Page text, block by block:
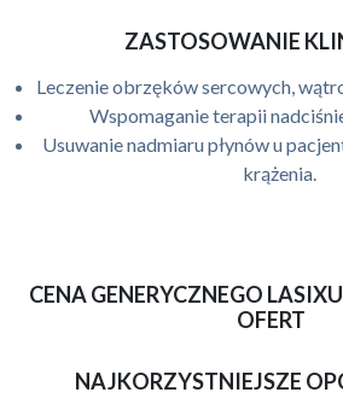
ZASTOSOWANIE
Leczenie obrzęków sercowych,
Wspomaganie terapii
Usuwanie nadmiaru płynów u
krążenia.
CENA GENERYCZNEGO
OFERT
NAJKORZYSTNIEJSZE